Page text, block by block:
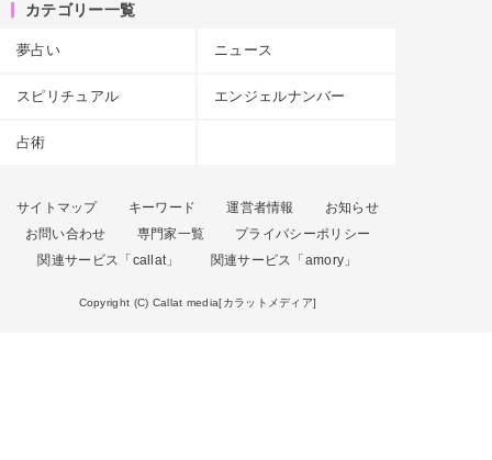
カテゴリー一覧
夢占い ニュース
スピリチュアル エンジェルナンバー
占術
サイトマップ キーワード 運営者情報
お知らせ
お問い合わせ
専門家一覧
プライバシーポリシー
関連サービス「callat」
関連サービス「amory」
Copyright (C) Callat media[カラットメディア]